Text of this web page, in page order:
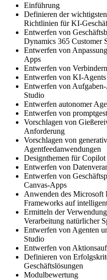
Einführung
Definieren der
Richtlinien für KI-
Entwerfen von
Dynamics 365 Customer
Entwerfen von
Apps
Entwerfen von
Entwerfen von KI-
Entwerfen von
Studio
Entwerfen autonomer
Entwerfen von
Vorschlagen von
Anforderung
Vorschlagen von
Agentfeedanwendungen
Designthemen für
Entwerfen von
Entwerfen von
Canvas-Apps
Anwenden des Microsoft
Frameworks auf
Ermitteln der
Verarbeitung natürlicher
Entwerfen von Agenten
Studio
Entwerfen von
Definieren von
Geschäftslösungen
Modulbewertung